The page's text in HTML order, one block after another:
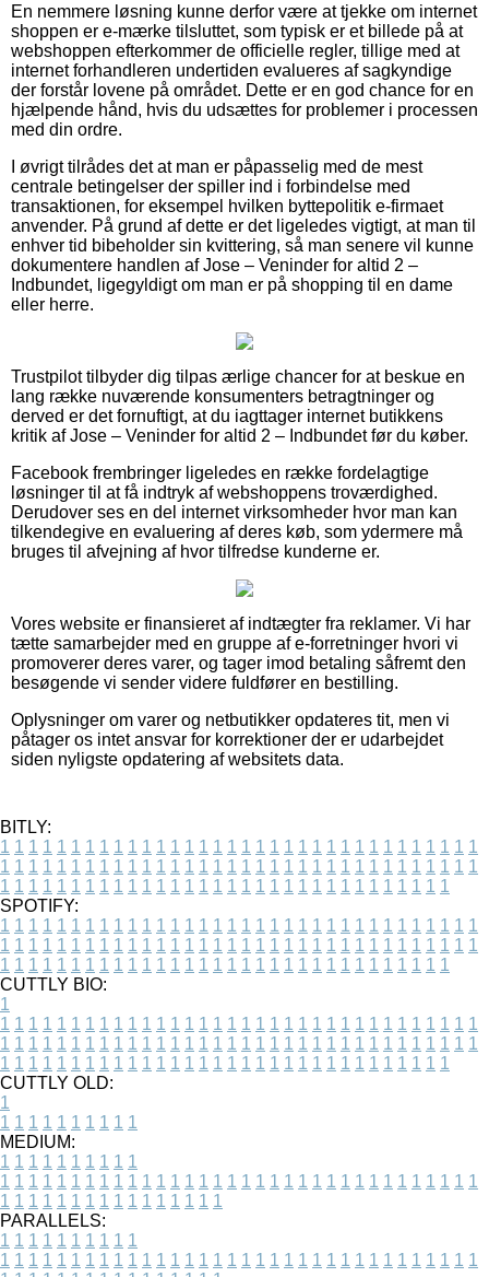
En nemmere løsning kunne derfor være at tjekke om internet
shoppen er e-mærke tilsluttet, som typisk er et billede på at
webshoppen efterkommer de officielle regler, tillige med at
internet forhandleren undertiden evalueres af sagkyndige
der forstår lovene på området. Dette er en god chance for en
hjælpende hånd, hvis du udsættes for problemer i processen
med din ordre.
I øvrigt tilrådes det at man er påpasselig med de mest
centrale betingelser der spiller ind i forbindelse med
transaktionen, for eksempel hvilken byttepolitik e-firmaet
anvender. På grund af dette er det ligeledes vigtigt, at man til
enhver tid bibeholder sin kvittering, så man senere vil kunne
dokumentere handlen af Jose – Veninder for altid 2 –
Indbundet, ligegyldigt om man er på shopping til en dame
eller herre.
Trustpilot tilbyder dig tilpas ærlige chancer for at beskue en
lang række nuværende konsumenters betragtninger og
derved er det fornuftigt, at du iagttager internet butikkens
kritik af Jose – Veninder for altid 2 – Indbundet før du køber.
Facebook frembringer ligeledes en række fordelagtige
løsninger til at få indtryk af webshoppens troværdighed.
Derudover ses en del internet virksomheder hvor man kan
tilkendegive en evaluering af deres køb, som ydermere må
bruges til afvejning af hvor tilfredse kunderne er.
Vores website er finansieret af indtægter fra reklamer. Vi har
tætte samarbejder med en gruppe af e-forretninger hvori vi
promoverer deres varer, og tager imod betaling såfremt den
besøgende vi sender videre fuldfører en bestilling.
Oplysninger om varer og netbutikker opdateres tit, men vi
påtager os intet ansvar for korrektioner der er udarbejdet
siden nyligste opdatering af websitets data.
BITLY:
1 1 1 1 1 1 1 1 1 1 1 1 1 1 1 1 1 1 1 1 1 1 1 1 1 1 1 1 1 1 1 1 1 1
1 1 1 1 1 1 1 1 1 1 1 1 1 1 1 1 1 1 1 1 1 1 1 1 1 1 1 1 1 1 1 1 1 1
1 1 1 1 1 1 1 1 1 1 1 1 1 1 1 1 1 1 1 1 1 1 1 1 1 1 1 1 1 1 1 1
SPOTIFY:
1 1 1 1 1 1 1 1 1 1 1 1 1 1 1 1 1 1 1 1 1 1 1 1 1 1 1 1 1 1 1 1 1 1
1 1 1 1 1 1 1 1 1 1 1 1 1 1 1 1 1 1 1 1 1 1 1 1 1 1 1 1 1 1 1 1 1 1
1 1 1 1 1 1 1 1 1 1 1 1 1 1 1 1 1 1 1 1 1 1 1 1 1 1 1 1 1 1 1 1
CUTTLY BIO:
1
1 1 1 1 1 1 1 1 1 1 1 1 1 1 1 1 1 1 1 1 1 1 1 1 1 1 1 1 1 1 1 1 1 1
1 1 1 1 1 1 1 1 1 1 1 1 1 1 1 1 1 1 1 1 1 1 1 1 1 1 1 1 1 1 1 1 1 1
1 1 1 1 1 1 1 1 1 1 1 1 1 1 1 1 1 1 1 1 1 1 1 1 1 1 1 1 1 1 1 1
CUTTLY OLD:
1
1 1 1 1 1 1 1 1 1 1
MEDIUM:
1 1 1 1 1 1 1 1 1 1
1 1 1 1 1 1 1 1 1 1 1 1 1 1 1 1 1 1 1 1 1 1 1 1 1 1 1 1 1 1 1 1 1 1
1 1 1 1 1 1 1 1 1 1 1 1 1 1 1 1
PARALLELS:
1 1 1 1 1 1 1 1 1 1
1 1 1 1 1 1 1 1 1 1 1 1 1 1 1 1 1 1 1 1 1 1 1 1 1 1 1 1 1 1 1 1 1 1